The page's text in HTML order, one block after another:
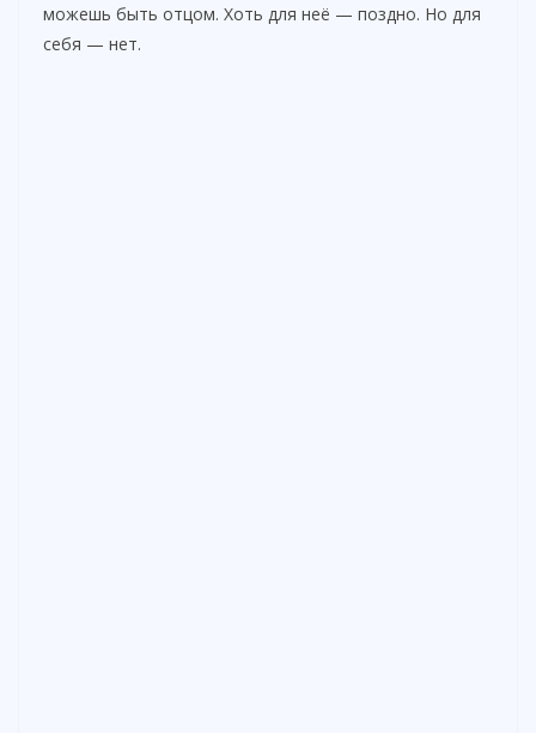
можешь быть отцом. Хоть для неё — поздно. Но для
себя — нет.